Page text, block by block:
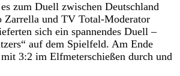
zum Duell zwischen Deutschland
Zarrella und TV Total-Moderator
sich ein spannendes Duell –
auf dem Spielfeld. Am Ende
3:2 im Elfmeterschießen durch und